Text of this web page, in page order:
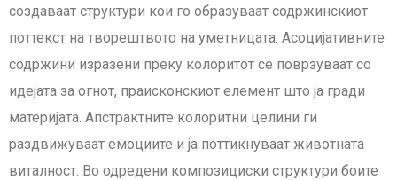
создаваат структури кои го образуваат содржинскиот
поттекст на творештвото на уметницата. Асоцијативните
содржини изразени преку колоритот се поврзуваат со
идејата за огнот, праисконскиот елемент што ја гради
материјата. Апстрактните колоритни целини ги
раздвижуваат емоциите и ја поттикнуваат животната
виталност. Во одредени композициски структури боите